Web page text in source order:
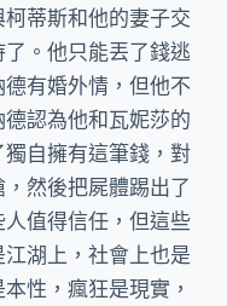
蒂斯和他的妻子交
。他只能丟了錢逃
有婚外情，但他不
認為他和瓦妮莎的
自擁有這筆錢，對
然後把屍體踢出了
值得信任，但這些
湖上，社會上也是
性，瘋狂是現實，